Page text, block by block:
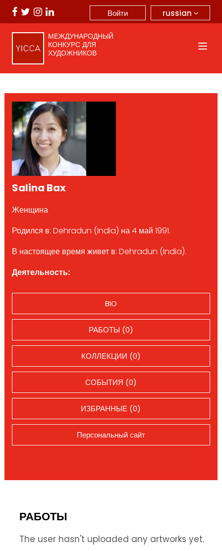
russian
Войти
МЕЖДУНАРОДНЫЙ
КОНКУРС ДЛЯ
ХУДОЖНИКОВ
Salina Bax
Женщина
Родился в: Dehradun (India) на 4 май 1991.
В настоящее время живет в: Dehradun (India).
Деятельность:
BIO
РАБОТЫ (0)
КОЛЛЕКЦИИ (0)
СОБЫТИЯ (0)
ИЗБРАННЫЕ (0)
Персональный сайт
РАБОТЫ
The user hasn't uploaded any artworks yet.